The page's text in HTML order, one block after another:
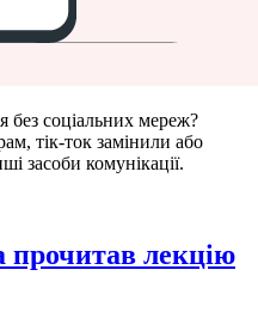
соціальних мереж?
тік-ток замінили або
засоби комунікації.
прочитав лекцію